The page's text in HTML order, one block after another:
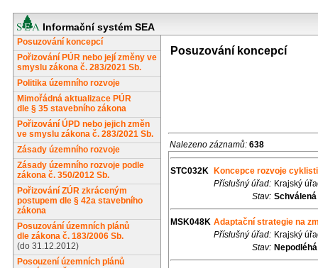
Informační systém SEA
Posuzování koncepcí
Pořizování PÚR nebo její změny ve
smyslu zákona č. 283/2021 Sb.
Politika územního rozvoje
Mimořádná aktualizace PÚR
dle § 35 stavebního zákona
Pořizování ÚPD nebo jejich změn
ve smyslu zákona č. 283/2021 Sb.
Zásady územního rozvoje
Zásady územního rozvoje podle
zákona č. 350/2012 Sb.
Pořizování ZÚR zkráceným
postupem dle § 42a stavebního
zákona
Posuzování územních plánů
dle zákona č. 183/2006 Sb.
(do 31.12.2012)
Posouzení územních plánů
Posuzování koncepcí
Nalezeno záznamů: 638
STC032K
Koncepce rozvoje
Příslušný úřad: Krajský
Stav:
MSK048K Adaptační strategie na
Příslušný úřad: Krajský
Stav: